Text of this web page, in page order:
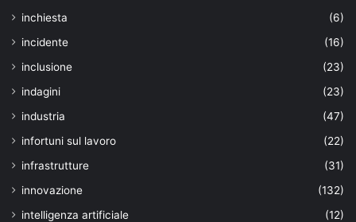
inchiesta
(6)
incidente
(16)
inclusione
(23)
indagini
(23)
industria
(47)
infortuni sul lavoro
(22)
infrastrutture
(31)
innovazione
(132)
intelligenza artificiale
(12)